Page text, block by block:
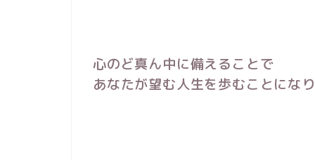
心のど真ん中に備えることで
あなたが望む人生を歩むことにな